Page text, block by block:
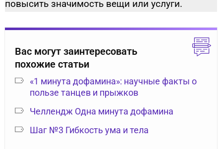
повысить значимость вещи или услуги.
Вас могут заинтересовать
похожие статьи
«1 минута дофамина»: научные факты о
пользе танцев и прыжков
Челлендж Одна минута дофамина
Шаг №3 Гибкость ума и тела